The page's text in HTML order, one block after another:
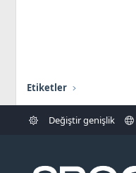
Etiketler
Değiştir genişlik